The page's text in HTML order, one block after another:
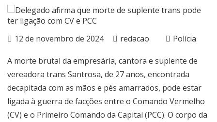
12 de novembro de 2024 redacao Polícia
A morte brutal da empresária, cantora e suplente de
vereadora trans Santrosa, de 27 anos, encontrada
decapitada com as mãos e pés amarrados, pode estar
ligada à guerra de facções entre o Comando Vermelho
(CV) e o Primeiro Comando da Capital (PCC). O corpo da